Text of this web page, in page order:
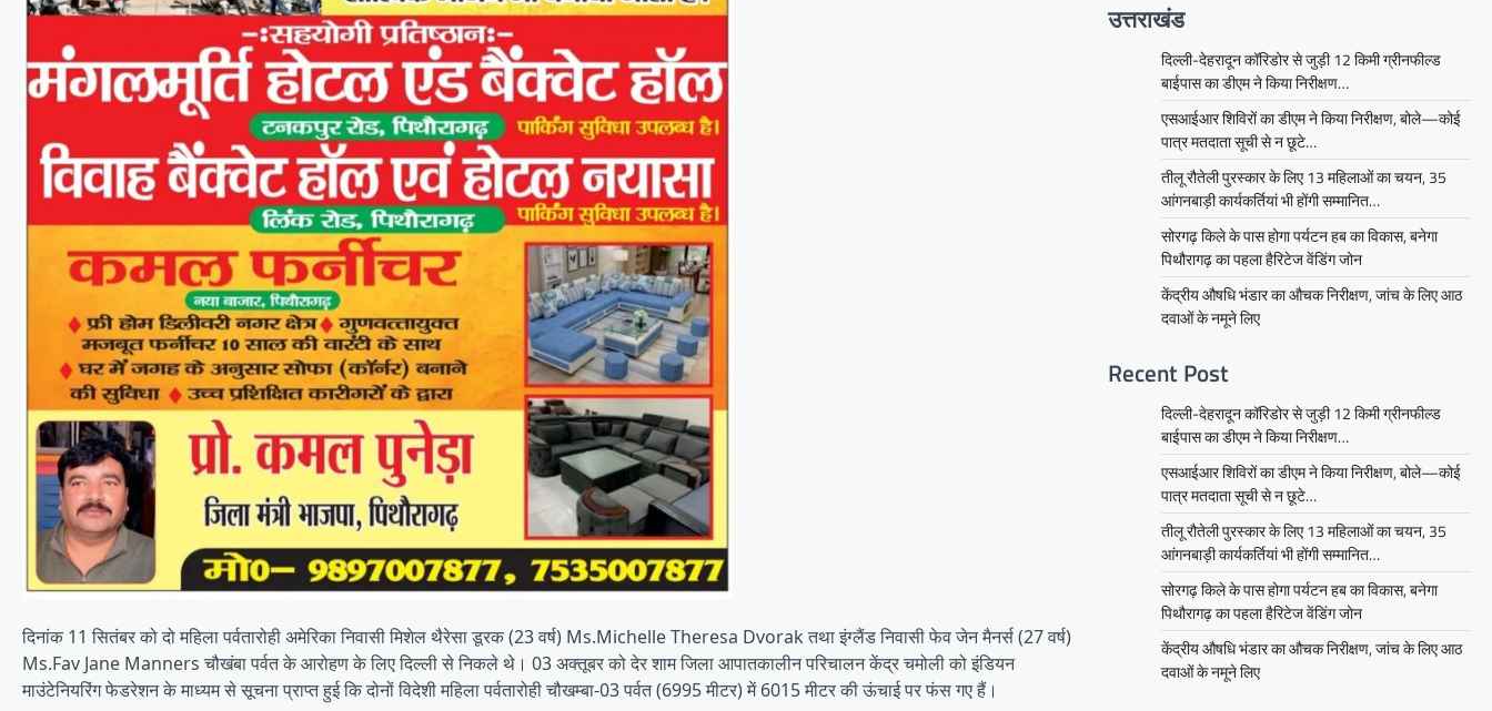
दिनांक 11 सितंबर को दो महिला पर्वतारोही अमेरिका निवासी मिशेल थैरेसा डूरक (23 वर्ष) Ms.Michelle Theresa Dvorak तथा इंग्लैंड निवासी फेव जेन मैनर्स (27 वर्ष)
Ms.Fav Jane Manners चौखंबा पर्वत के आरोहण के लिए दिल्ली से निकले थे। 03 अक्तूबर को देर शाम जिला आपातकालीन परिचालन केंद्र चमोली को इंडियन
माउंटेनियरिंग फेडरेशन के माध्यम से सूचना प्राप्त हुई कि दोनों विदेशी महिला पर्वतारोही चौखम्बा-03 पर्वत (6995 मीटर) में 6015 मीटर की ऊंचाई पर फंस गए हैं।
उत्तराखंड
दिल्ली-देहरादून कॉरिडोर से जुड़ी 12 किमी ग्रीनफील्ड
बाईपास का डीएम ने किया निरीक्षण…
एसआईआर शिविरों का डीएम ने किया निरीक्षण, बोले—कोई
पात्र मतदाता सूची से न छूटे…
तीलू रौतेली पुरस्कार के लिए 13 महिलाओं का चयन, 35
आंगनबाड़ी कार्यकर्तियां भी होंगी सम्मानित…
सोरगढ़ किले के पास होगा पर्यटन हब का विकास, बनेगा
पिथौरागढ़ का पहला हैरिटेज वेंडिंग जोन
केंद्रीय औषधि भंडार का औचक निरीक्षण, जांच के लिए आठ
दवाओं के नमूने लिए
Recent Post
दिल्ली-देहरादून कॉरिडोर से जुड़ी 12 किमी ग्रीनफील्ड
बाईपास का डीएम ने किया निरीक्षण…
एसआईआर शिविरों का डीएम ने किया निरीक्षण, बोले—कोई
पात्र मतदाता सूची से न छूटे…
तीलू रौतेली पुरस्कार के लिए 13 महिलाओं का चयन, 35
आंगनबाड़ी कार्यकर्तियां भी होंगी सम्मानित…
सोरगढ़ किले के पास होगा पर्यटन हब का विकास, बनेगा
पिथौरागढ़ का पहला हैरिटेज वेंडिंग जोन
केंद्रीय औषधि भंडार का औचक निरीक्षण, जांच के लिए आठ
दवाओं के नमूने लिए